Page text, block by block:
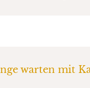
warten mit